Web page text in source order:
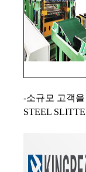
-소규모 고객
STEEL